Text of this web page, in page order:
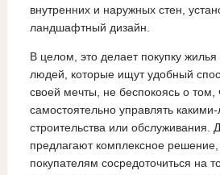
внутренних и наружных стен,
ландшафтный дизайн.
В целом, это делает покупку
людей, которые ищут удобный
своей мечты, не беспокоясь о том,
самостоятельно управлять
строительства или обслуживания.
предлагают комплексное решение,
покупателям сосредоточиться на